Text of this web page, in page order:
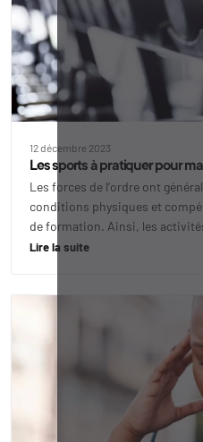
12 décembre 2023
Les sports à pratiquer pour
Les forces de l’ordre ont
conditions physiques et
de formation. Ainsi, les
Lire la suite